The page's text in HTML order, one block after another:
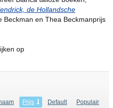
de Hollandsche
Beckman en Thea Beckmanprijs
op
Prijs Default Populair